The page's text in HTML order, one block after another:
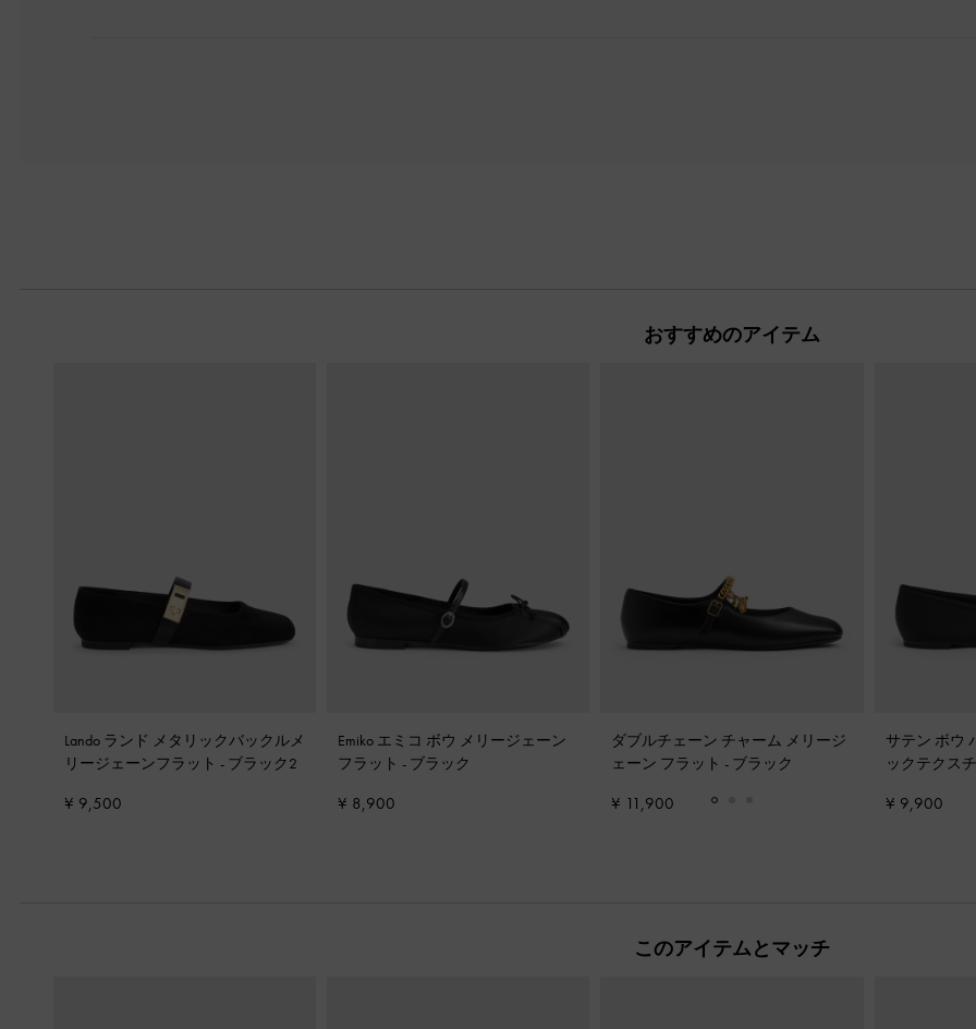
おすすめのアイテム
Lando ランド メタリックバックルメ
リージェーンフラット - ブラック2
¥ 9,500
Emiko エミコ ボウ メリージェーン
フラット - ブラック
¥ 8,900
ダブルチェーン チャーム メリージ
ェーン フラット - ブラック
¥ 11,900
サテン ボウ
ックテクス
¥ 9,900
このアイテムとマッチ